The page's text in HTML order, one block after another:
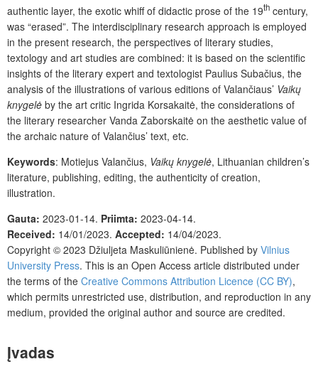
authentic layer, the exotic whiff of didactic prose of the 19th century,
was “erased”. The interdisciplinary research approach is employed
in the present research, the perspectives of literary studies,
textology and art studies are combined: it is based on the scientific
insights of the literary expert and textologist Paulius Subačius, the
analysis of the illustrations of various editions of Valančiaus’ Vaikų
knygelė by the art critic Ingrida Korsakaitė, the considerations of
the literary researcher Vanda Zaborskaitė on the aesthetic value of
the archaic nature of Valančius’ text, etc.
Keywords: Motiejus Valančius, Vaikų knygelė, Lithuanian children’s
literature, publishing, editing, the authenticity of creation,
illustration.
Gauta: 2023-01-14. Priimta: 2023-04-14.
Received: 14/01/2023. Accepted: 14/04/2023.
Copyright © 2023 Džiuljeta Maskuliūnienė. Published by Vilnius
University Press. This is an Open Access article distributed under
the terms of the Creative Commons Attribution Licence (CC BY),
which permits unrestricted use, distribution, and reproduction in any
medium, provided the original author and source are credited.
Įvadas